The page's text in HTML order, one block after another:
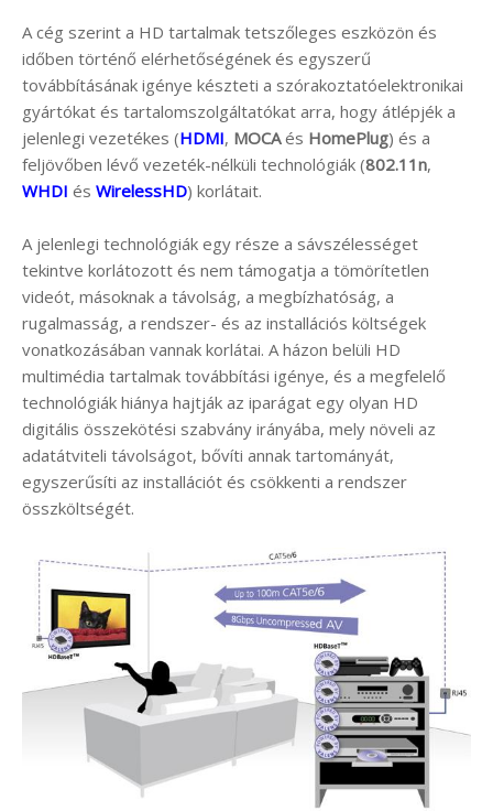
A cég szerint a HD tartalmak tetszőleges eszközön és
időben történő elérhetőségének és egyszerű
továbbításának igénye készteti a szórakoztatóelektronikai
gyártókat és tartalomszolgáltatókat arra, hogy átlépjék a
jelenlegi vezetékes (HDMI, MOCAés HomePlug) és a
feljövőben lévő vezeték-nélküli technológiák (802.11n,
WHDI és WirelessHD) korlátait.
A jelenlegi technológiák egy része a sávszélességet
tekintve korlátozott és nem támogatja a tömörítetlen
videót, másoknak a távolság, a megbízhatóság, a
rugalmasság, a rendszer- és az installációs költségek
vonatkozásában vannak korlátai. A házon belüli HD
multimédia tartalmak továbbítási igénye, és a megfelelő
technológiák hiánya hajtják az iparágat egy olyan HD
digitális összekötési szabvány irányába, mely növeli az
adatátviteli távolságot, bővíti annak tartományát,
egyszerűsíti az installációt és csökkenti a rendszer
összköltségét.